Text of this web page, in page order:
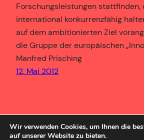
Forschungsleistungen stattfinden,
international konkurrenzfähig
auf dem ambitionierten Ziel
die Gruppe der europäischen
Manfred Prisching
12. Mai 2012
Wir verwenden Cookies, um Ihnen die
auf unserer Website zu bieten.